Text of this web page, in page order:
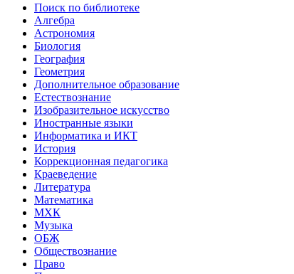
Поиск по библиотеке
Алгебра
Астрономия
Биология
География
Геометрия
Дополнительное образование
Естествознание
Изобразительное искусство
Иностранные языки
Информатика и ИКТ
История
Коррекционная педагогика
Краеведение
Литература
Математика
МХК
Музыка
ОБЖ
Обществознание
Право